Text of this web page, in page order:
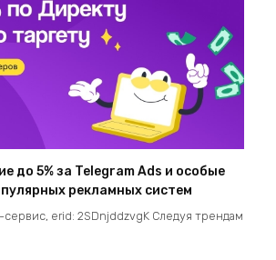
до 5% за Telegram Ads и особые
рекламных систем
erid: 2SDnjddzvgK Следуя трендам